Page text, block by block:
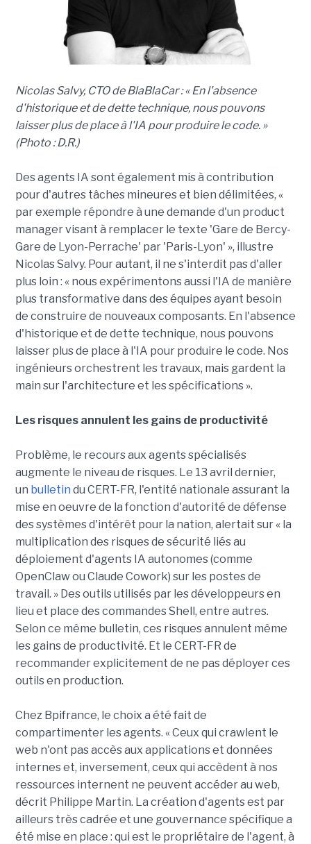
Nicolas Salvy, CTO de BlaBlaCar : « En l'absence
d'historique et de dette technique, nous pouvons
laisser plus de place à l'IA pour produire le code. »
(Photo : D.R.)
Des agents IA sont également mis à contribution
pour d'autres tâches mineures et bien délimitées, «
par exemple répondre à une demande d'un product
manager visant à remplacer le texte 'Gare de Bercy-
Gare de Lyon-Perrache' par 'Paris-Lyon' », illustre
Nicolas Salvy. Pour autant, il ne s'interdit pas d'aller
plus loin : « nous expérimentons aussi l'IA de manière
plus transformative dans des équipes ayant besoin
de construire de nouveaux composants. En l'absence
d'historique et de dette technique, nous pouvons
laisser plus de place à l'IA pour produire le code. Nos
ingénieurs orchestrent les travaux, mais gardent la
main sur l'architecture et les spécifications ».
Les risques annulent les gains de productivité
Problème, le recours aux agents spécialisés
augmente le niveau de risques. Le 13 avril dernier,
un bulletin du CERT-FR, l'entité nationale assurant la
mise en oeuvre de la fonction d'autorité de défense
des systèmes d'intérêt pour la nation, alertait sur « la
multiplication des risques de sécurité liés au
déploiement d'agents IA autonomes (comme
OpenClaw ou Claude Cowork) sur les postes de
travail. » Des outils utilisés par les développeurs en
lieu et place des commandes Shell, entre autres.
Selon ce même bulletin, ces risques annulent même
les gains de productivité. Et le CERT-FR de
recommander explicitement de ne pas déployer ces
outils en production.
Chez Bpifrance, le choix a été fait de
compartimenter les agents. « Ceux qui crawlent le
web n'ont pas accès aux applications et données
internes et, inversement, ceux qui accèdent à nos
ressources internent ne peuvent accéder au web,
décrit Philippe Martin. La création d'agents est par
ailleurs très cadrée et une gouvernance spécifique a
été mise en place : qui est le propriétaire de l'agent, à